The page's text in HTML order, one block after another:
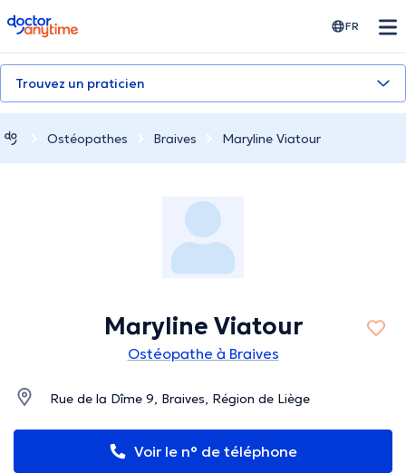
doctoranytime FR
Trouvez un praticien
Ostéopathes Braives Maryline Viatour
Maryline Viatour
Ostéopathe à Braives
Rue de la Dîme 9, Braives, Région de Liège
Voir le n° de téléphone